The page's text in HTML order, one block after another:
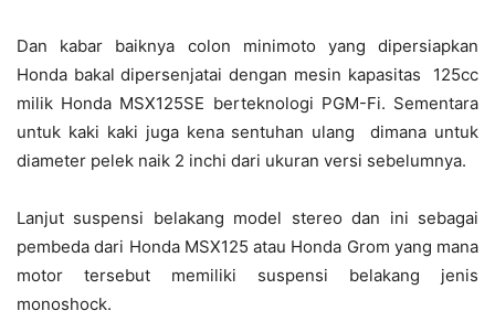
Dan kabar baiknya colon minimoto yang dipersiapkan
Honda bakal dipersenjatai dengan mesin kapasitas 125cc
milik Honda MSX125SE berteknologi PGM-Fi. Sementara
untuk kaki kaki juga kena sentuhan ulang dimana untuk
diameter pelek naik 2 inchi dari ukuran versi sebelumnya.
Lanjut suspensi belakang model stereo dan ini sebagai
pembeda dari Honda MSX125 atau Honda Grom yang mana
motor tersebut memiliki suspensi belakang jenis
monoshock.